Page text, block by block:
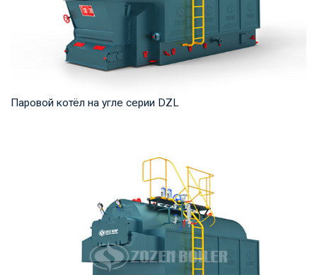
Паровой котёл на угле серии DZL
продукта: 2–20 т/ч Температура на выходе: ...